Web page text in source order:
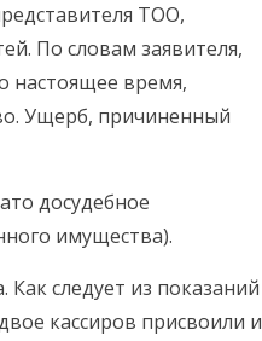
ТОО,
По словам заявителя,
настоящее время,
Ущерб, причиненный
досудебное
имущества).
следует из показаний
кассиров присвоили и